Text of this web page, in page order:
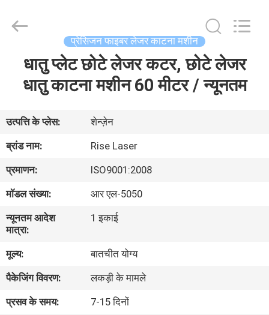
वीआर
शो
हमारे
बारे
कारखाना
भ्रमण
Technology
Reserved.
प्रेसिजन फाइबर लेजर काटना मशीन
धातु प्लेट छोटे लेजर कटर, छोटे लेजर
धातु काटना मशीन 60 मीटर / न्यूनतम
उत्पत्ति के प्लेस:
शेन्ज़ेन
ब्रांड नाम:
Rise Laser
प्रमाणन:
ISO9001:2008
मॉडल संख्या:
आर एल-5050
न्यूनतम आदेश
मात्रा:
1 इकाई
मूल्य:
बातचीत योग्य
पैकेजिंग विवरण:
लकड़ी के मामले
प्रसव के समय:
7-15 दिनों